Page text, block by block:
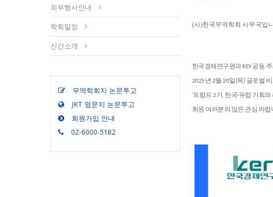
외부행사안내
학회일정
신간소개
무역학회지 논문투고
JKT 영문지 논문투고
회원가입 안내
02-6000-5182
(사)한국무역학회 사무국입
한국경제연구원과 KEY 공동
2025년 2월 20일(목) 글로벌
'트럼프 2기, 한국-유럽 기회
회원 여러분의 많은 관심 바랍